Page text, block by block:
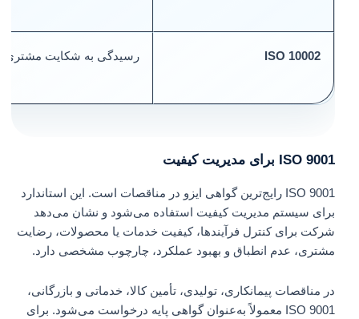
ISO 10002 رسیدگی به شکایت مشتری
ISO 9001 برای مدیریت کیفیت
ISO 9001 رایج‌ترین گواهی ایزو در مناقصات است. این استاندارد
برای سیستم مدیریت کیفیت استفاده می‌شود و نشان می‌دهد
شرکت برای کنترل فرآیندها، کیفیت خدمات یا محصولات، رضایت
مشتری، عدم انطباق و بهبود عملکرد، چارچوب مشخصی دارد.
در مناقصات پیمانکاری، تولیدی، تأمین کالا، خدماتی و بازرگانی،
ISO 9001 معمولاً به‌عنوان گواهی پایه درخواست می‌شود. برای